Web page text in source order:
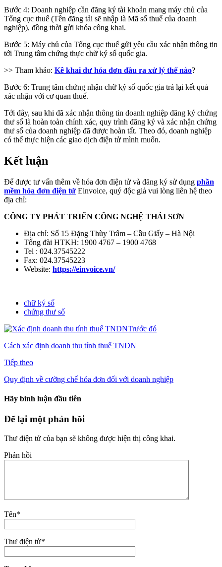
Bước 4: Doanh nghiệp cần đăng ký tài khoản mang máy chủ của
Tổng cục thuế (Tên đăng tải sẽ nhập là Mã số thuế của doanh
nghiệp), đồng thời gửi khóa công khai.
Bước 5: Máy chủ của Tổng cục thuế gửi yêu cầu xác nhận thông tin
tới Trung tâm chứng thực chữ ký số quốc gia.
>> Tham khảo: Kê khai dư hóa đơn đầu ra xử lý thế nào?
Bước 6: Trung tâm chứng nhận chữ ký số quốc gia trả lại kết quả
xác nhận với cơ quan thuế.
Tới đây, sau khi đã xác nhận thông tin doanh nghiệp đăng ký chứng
thư số là hoàn toàn chính xác, quy trình đăng ký và xác nhận chứng
thư số của doanh nghiệp đã được hoàn tất. Theo đó, doanh nghiệp
có thể thực hiện các giao dịch điện tử mình muốn.
Kết luận
Để được tư vấn thêm về hóa đơn điện tử và đăng ký sử dụng phần
mềm hóa đơn điện tử Einvoice, quý độc giả vui lòng liên hệ theo
địa chỉ:
CÔNG TY PHÁT TRIỂN CÔNG NGHỆ THÁI SƠN
Địa chỉ: Số 15 Đặng Thùy Trâm – Cầu Giấy – Hà Nội
Tổng đài HTKH: 1900 4767 – 1900 4768
Tel : 024.37545222
Fax: 024.37545223
Website: https://einvoice.vn/
chữ ký số
chứng thư số
Trước đó
Cách xác định doanh thu tính thuế TNDN
Tiếp theo
Quy định về cưỡng chế hóa đơn đối với doanh nghiệp
Hãy bình luận đầu tiên
Để lại một phản hồi
Thư điện tử của bạn sẽ không được hiện thị công khai.
Phản hồi
Tên*
Thư điện tử*